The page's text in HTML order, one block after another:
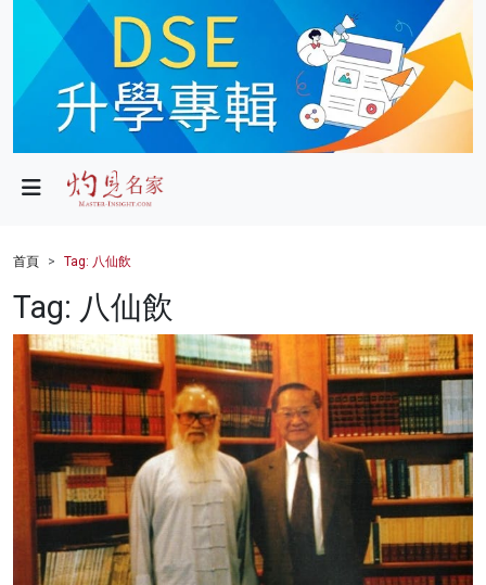
政局
財經
健康
商業
科技
影片
名家榜
灼見活動
首頁 Tag: 八仙飲
Tag: 八仙飲